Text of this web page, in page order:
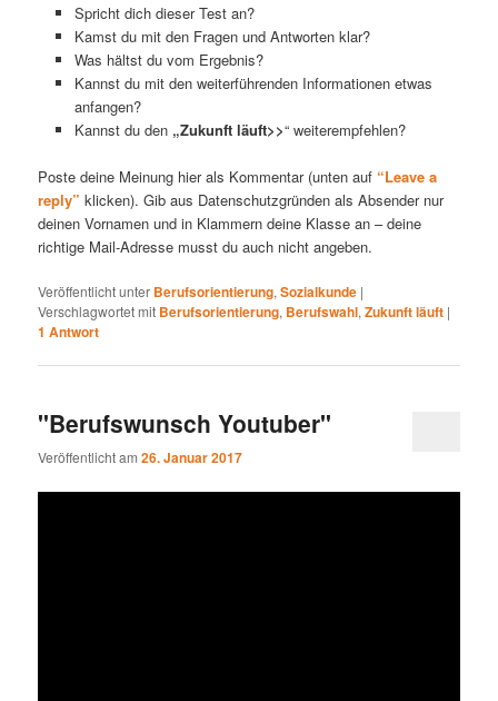
Spricht dich dieser Test an?
Kamst du mit den Fragen und Antworten klar?
Was hältst du vom Ergebnis?
Kannst du mit den weiterführenden Informationen etwas
anfangen?
Kannst du den „Zukunft läuft>>“ weiterempfehlen?
Poste deine Meinung hier als Kommentar (unten auf “Leave a
reply” klicken). Gib aus Datenschutzgründen als Absender nur
deinen Vornamen und in Klammern deine Klasse an – deine
richtige Mail-Adresse musst du auch nicht angeben.
Veröffentlicht unter Berufsorientierung,Sozialkunde |
Verschlagwortet mit Berufsorientierung, Berufswahl,Zukunft läuft |
1 Antwort
"Berufswunsch Youtuber"
Veröffentlicht am26. Januar 2017